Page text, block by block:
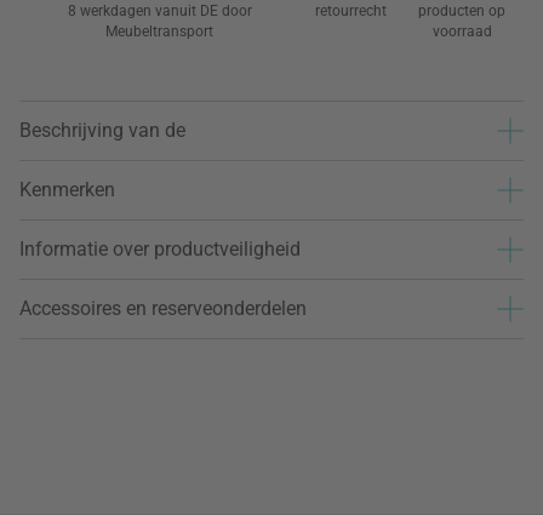
8 werkdagen vanuit DE door
Meubeltransport
retourrecht
producten op
voorraad
Beschrijving van de
Kenmerken
Informatie over productveiligheid
Accessoires en reserveonderdelen